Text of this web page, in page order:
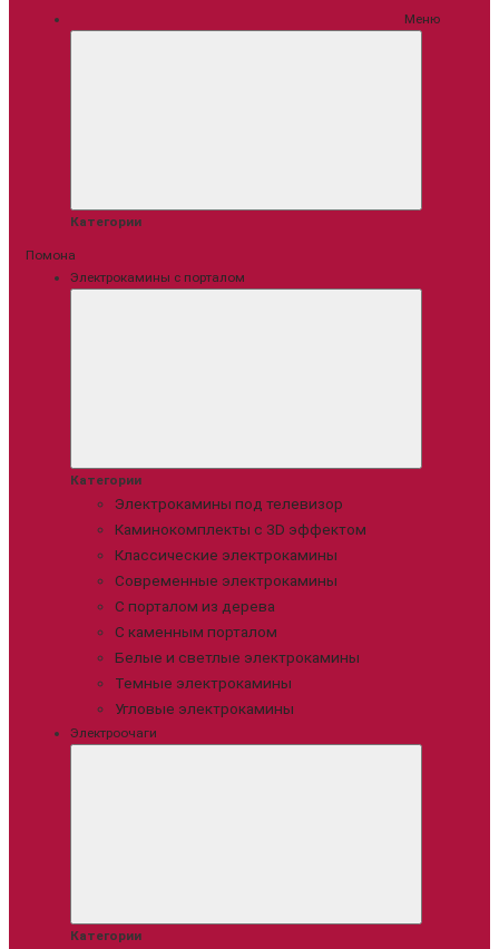
Меню
Категории
Помона
Электрокамины с порталом
Категории
Электрокамины под телевизор
Каминокомплекты с 3D эффектом
Классические электрокамины
Современные электрокамины
С порталом из дерева
С каменным порталом
Белые и светлые электрокамины
Темные электрокамины
Угловые электрокамины
Электроочаги
Категории